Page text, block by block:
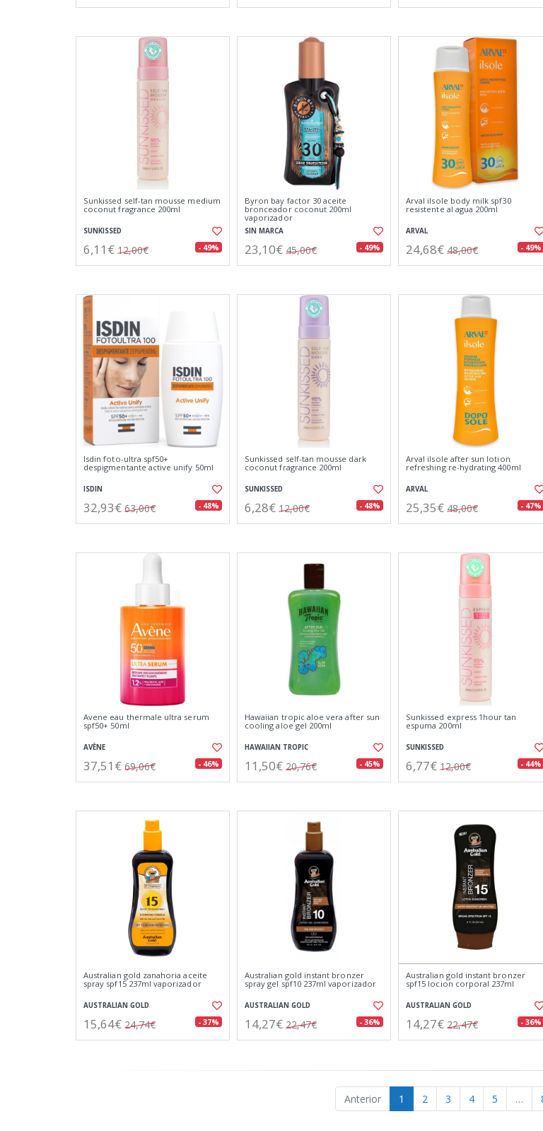
Sunkissed self-tan mousse medium
coconut fragrance 200ml
SUNKISSED
6,11€ 12,00€ - 49%
Byron bay factor 30 aceite
bronceador coconut 200ml
vaporizador
SIN MARCA
23,10€ 45,00€ - 49%
Arval ilsole body milk spf30
resistente al agua 200ml
ARVAL
24,68€ 48,00€ - 49%
Isdin foto-ultra spf50+
despigmentante active unify 50ml
ISDIN
32,93€ 63,00€ - 48%
Sunkissed self-tan mousse dark
coconut fragrance 200ml
SUNKISSED
6,28€ 12,00€ - 48%
Arval ilsole after sun lotion
refreshing re-hydrating 400ml
ARVAL
25,35€ 48,00€ - 47%
Avene eau thermale ultra serum
spf50+ 50ml
AVÈNE
37,51€ 69,06€ - 46%
Hawaiian tropic aloe vera after sun
cooling aloe gel 200ml
HAWAIIAN TROPIC
11,50€ 20,76€ - 45%
Sunkissed express 1hour tan
espuma 200ml
SUNKISSED
6,77€ 12,00€ - 44%
Australian gold zanahoria aceite
spray spf15 237ml vaporizador
AUSTRALIAN GOLD
15,64€ 24,74€ - 37%
Australian gold instant bronzer
spray gel spf10 237ml vaporizador
AUSTRALIAN GOLD
14,27€ 22,47€ - 36%
Australian gold instant bronzer
spf15 locion corporal 237ml
AUSTRALIAN GOLD
14,27€ 22,47€ - 36%
Anterior 1 2 3 4 5 …